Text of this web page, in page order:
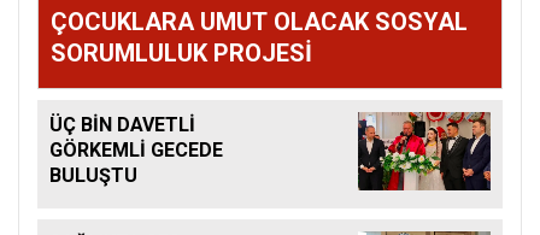
ÇOCUKLARA UMUT OLACAK SOSYAL
SORUMLULUK PROJESİ
ÜÇ BİN DAVETLİ
GÖRKEMLİ GECEDE
BULUŞTU